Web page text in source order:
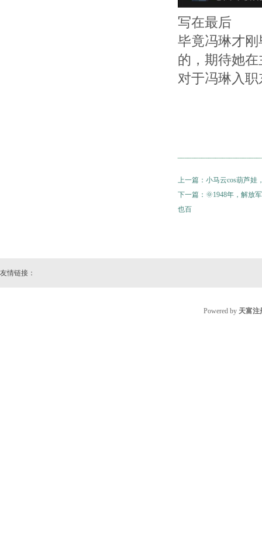
写在最后
毕竟冯琳才
的，期待她
对于冯琳入
上一篇： 小马云cos葫芦娃
下一篇： 🌞1948年，解放
也百
友情链接：
Powered by 天富注